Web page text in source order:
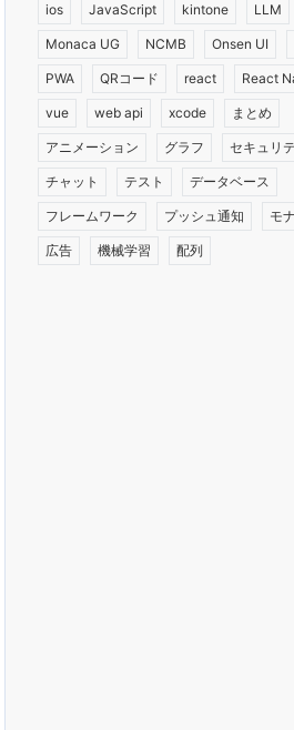
ios JavaScript kintone LLM
Monaca UG NCMB Onsen UI
PWA QRコード react React
vue web api xcode まとめ
アニメーション グラフ セキュリ
チャット テスト データベース
フレームワーク プッシュ通知 モ
広告 機械学習 配列